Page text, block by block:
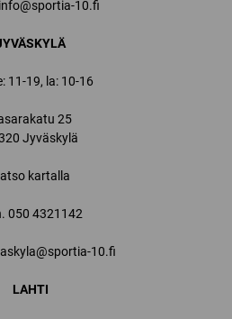
info@sportia-10.fi
11-19, la: 10-16
25
Jyväskylä
kartalla
050 4321142
10.fi
LAHTI